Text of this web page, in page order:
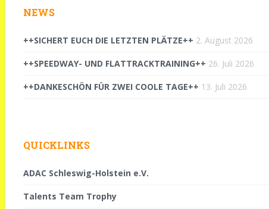
NEWS
++SICHERT EUCH DIE LETZTEN PLÄTZE++ 2. August 2026
++SPEEDWAY- UND FLATTRACKTRAINING++ 26. Juli 2026
++DANKESCHÖN FÜR ZWEI COOLE TAGE++ 13. Juli 2026
QUICKLINKS
ADAC Schleswig-Holstein e.V.
Talents Team Trophy